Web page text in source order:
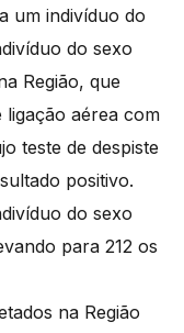
um indivíduo do
do sexo
Região, que
aérea com
teste de despiste
positivo.
do sexo
para 212 os
na Região